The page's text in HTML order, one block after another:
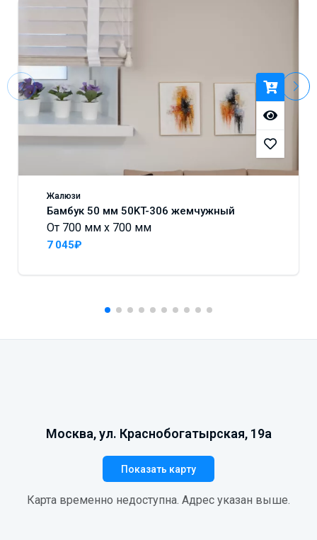
Жалюзи
Бамбук 50 мм 50KT-306 жемчужный
От 700 мм x 700 мм
7 045₽
Москва, ул. Краснобогатырская, 19а
Показать карту
Карта временно недоступна. Адрес указан выше.